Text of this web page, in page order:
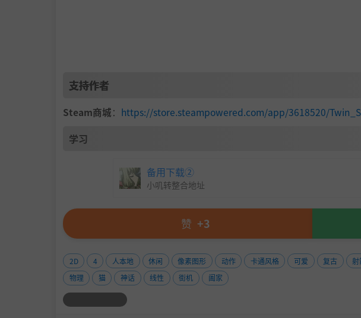
不止角色焕新，连敌人也大变样。迎战巨像怪，他又大又坏，但我
支持最多4人本地合作，拿上手柄、键盘，一起放箭冲锋。
穿梭于200+全新关卡，步步为营，箭箭制胜。
支持作者
Steam商城： https://store.steampowered.com/app/3618520/
学习
备用下载②
小叽转整合地址
赞 +3
2D 4 人本地 休闲 像素图形 动作 卡通风格 可爱 复古 射
物理
猫 神话 线性 街机 阖家